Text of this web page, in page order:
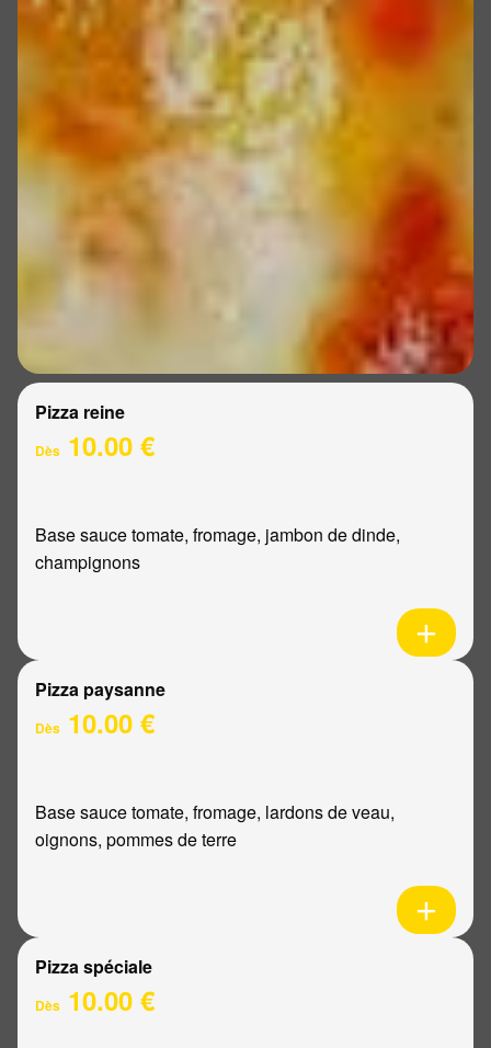
Pizza reine
Dès 10.00 €
Base sauce tomate, fromage, jambon de dinde,
champignons
Pizza paysanne
Dès 10.00 €
Base sauce tomate, fromage, lardons de veau,
oignons, pommes de terre
Pizza spéciale
Dès 10.00 €